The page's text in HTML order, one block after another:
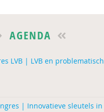
AGENDA
LVB | LVB en problematisch
| Innovatieve sleutels in